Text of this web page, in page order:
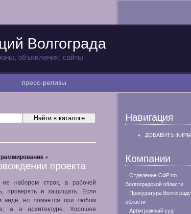
Волгограда
объявления, сайты
пресс-релизы
проекта
не набором строк, а рабочей
проверять и защищать. Если
виде, но ломается при любом
а в архитектуре. Хорошее
Навигация
ДОБАВИТЬ
Компании
Отделение СФР по
Волгоградской области
Прокуратура
области
Арбитражный суд